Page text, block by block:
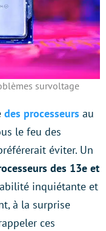
survoltage
des processeurs au
le feu des
éviter. Un
des 13e et
inquiétante et
à la surprise
ces